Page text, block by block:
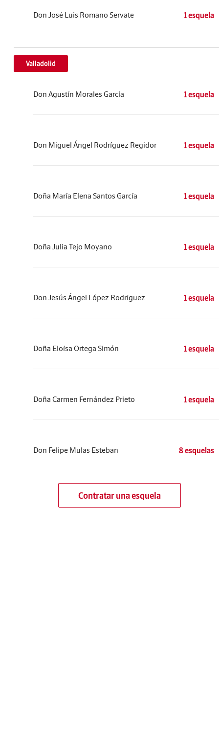
Don José Luis Romano Servate 1 esquela
Valladolid
Don Agustín Morales García 1 esquela
Don Miguel Ángel Rodríguez Regidor 1 esquela
Doña María Elena Santos García 1 esquela
Doña Julia Tejo Moyano 1 esquela
Don Jesús Ángel López Rodríguez 1 esquela
Doña Eloísa Ortega Simón 1 esquela
Doña Carmen Fernández Prieto 1 esquela
Don Felipe Mulas Esteban 8 esquelas
Contratar una esquela